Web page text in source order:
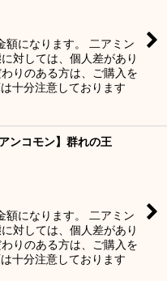
になります。 二アミン
対しては、個人差があり
りのある方は、ご購入を
十分注意しております
ンコモン】群れの王
になります。 二アミン
対しては、個人差があり
りのある方は、ご購入を
十分注意しております